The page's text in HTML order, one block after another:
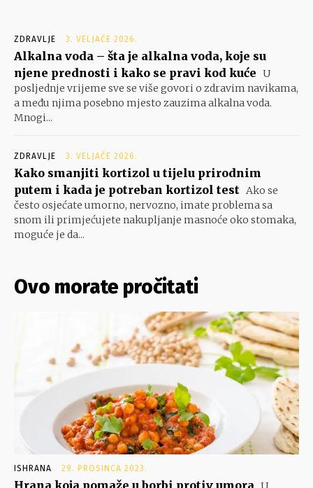
ZDRAVLJE 3. VELJAČE 2026.
Alkalna voda – šta je alkalna voda, koje su
njene prednosti i kako se pravi kod kuće U
posljednje vrijeme sve se više govori o zdravim navikama,
a među njima posebno mjesto zauzima alkalna voda.
Mnogi...
ZDRAVLJE 3. VELJAČE 2026.
Kako smanjiti kortizol u tijelu prirodnim
putem i kada je potreban kortizol test Ako se
često osjećate umorno, nervozno, imate problema sa
snom ili primjećujete nakupljanje masnoće oko stomaka,
moguće je da...
Ovo morate pročitati
ISHRANA 29. PROSINCA 2023.